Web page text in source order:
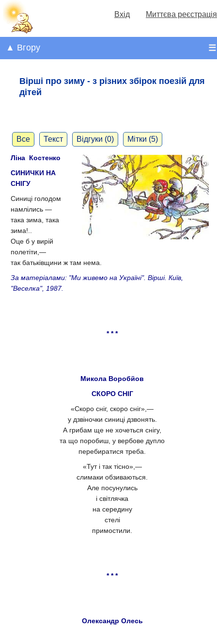
Вхід Миттєва реєстрація
☰
▲ Вгору
Вірші про зиму - з різних збірок поезій для
дітей
Все Текст Відгуки (0) Мітки (5)
Ліна Костенко
СИНИЧКИ НА
СНІГУ
Синиці голодом
намлілись —
така зима, така
зима!..
Оце б у вирій
полетіти,—
так батьківщини ж там нема.
За матеріалами: "Ми живемо на Україні". Вірші. Київ,
"Веселка", 1987.
* * *
Микола Воробйов
СКОРО СНІГ
«Скоро сніг, скоро сніг»,—
у дзвіночки синиці дзвонять.
А грибам ще не хочеться снігу,
та що поробиш, у вербове дупло
перебиратися треба.
«Тут і так тісно»,—
слимаки обзиваються.
Але посунулись
і світлячка
на середину
стелі
примостили.
* * *
Олександр Олесь